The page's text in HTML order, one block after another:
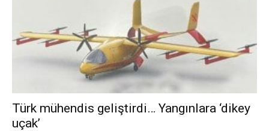
Türk mühendis geliştirdi… Yangınlara ‘dikey
uçak’